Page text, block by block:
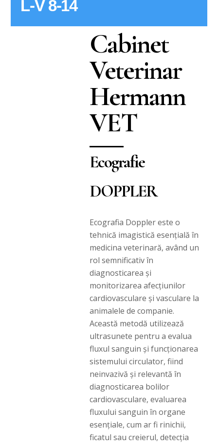
L-V 8-14
Cabinet
Veterinar
Hermann
VET
Ecografie
DOPPLER
Ecografia Doppler este o
tehnică imagistică esențială în
medicina veterinară, având un
rol semnificativ în
diagnosticarea și
monitorizarea afecțiunilor
cardiovasculare și vasculare la
animalele de companie.
Această metodă utilizează
ultrasunete pentru a evalua
fluxul sanguin și funcționarea
sistemului circulator, fiind
neinvazivă și relevantă în
diagnosticarea bolilor
cardiovasculare, evaluarea
fluxului sanguin în organe
esențiale, cum ar fi rinichii,
ficatul sau creierul, detecția